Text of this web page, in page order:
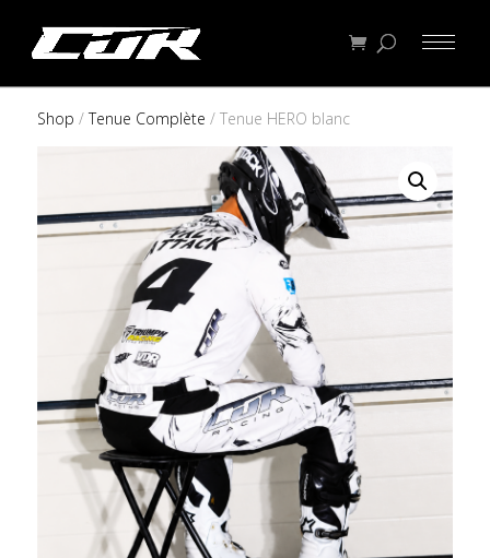
Shop /Tenue Complète / Tenue HERO blanc